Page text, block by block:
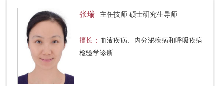
张瑞 主任技师 硕士研究生导师
擅长： 血液疾病、内分泌疾病和呼吸疾病
检验学诊断